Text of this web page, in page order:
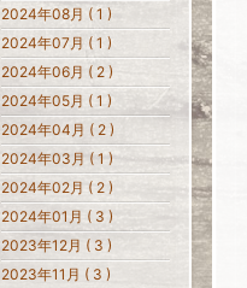
2024年08月 ( 1 )
2024年07月 ( 1 )
2024年06月 ( 2 )
2024年05月 ( 1 )
2024年04月 ( 2 )
2024年03月 ( 1 )
2024年02月 ( 2 )
2024年01月 ( 3 )
2023年12月 ( 3 )
2023年11月 ( 3 )